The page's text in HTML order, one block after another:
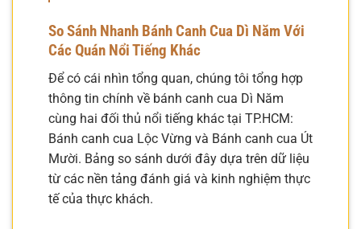
So Sánh Nhanh Bánh Canh Cua Dì Năm Với
Các Quán Nổi Tiếng Khác
Để có cái nhìn tổng quan, chúng tôi tổng hợp
thông tin chính về bánh canh cua Dì Năm
cùng hai đối thủ nổi tiếng khác tại TP.HCM:
Bánh canh cua Lộc Vừng và Bánh canh cua Út
Mười. Bảng so sánh dưới đây dựa trên dữ liệu
từ các nền tảng đánh giá và kinh nghiệm thực
tế của thực khách.